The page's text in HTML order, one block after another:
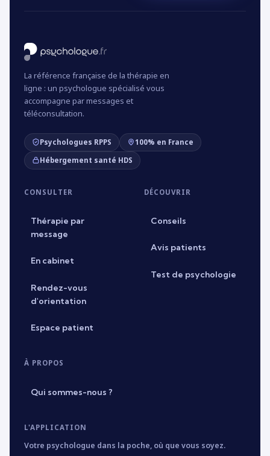
La référence française de la thérapie en
ligne : un psychologue spécialisé vous
accompagne par messages et
téléconsultation.
Psychologues RPPS
100% en France
Hébergement santé HDS
CONSULTER
Thérapie par
message
En cabinet
Rendez-vous
d'orientation
Espace patient
DÉCOUVRIR
Conseils
Avis patients
Test de psychologie
À PROPOS
Qui sommes-nous ?
L'APPLICATION
Votre psychologue dans la poche, où que vous soyez.